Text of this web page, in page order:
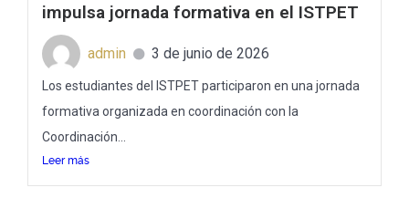
impulsa jornada formativa en el ISTPET
admin 3 de junio de 2026
Los estudiantes del ISTPET participaron en una jornada
formativa organizada en coordinación con la
Coordinación...
Leer más